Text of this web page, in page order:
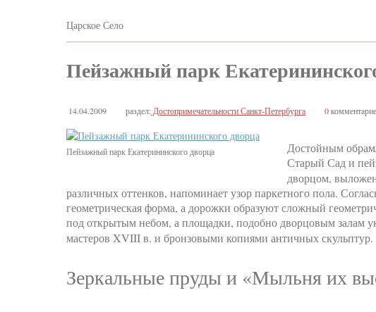
Царское Село
Пейзажный парк
14.04.2009 раздел: Достопримечательности Санкт-Петербурга 0
Пейзажный парк Екатерининского дворца
Достойным
Старый Сад и
дворцом,
различных оттенков, напоминает узор паркетного пола.
геометрическая форма, а дорожки образуют сложный
под открытым небом, а площадки, подобно дворцовым залам
мастеров XVIII в. и бронзовыми копиями античных скульптур.
Зеркальные пруды и «Мыльня их